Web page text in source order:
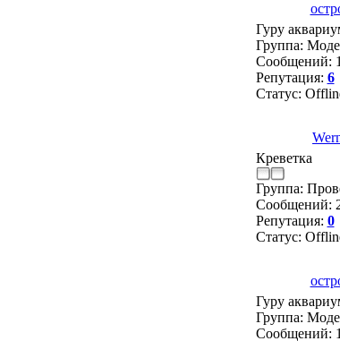
Гуру
Группа:
Сообщений:
Репутация: 6
Статус:
Креветка
Группа:
Сообщений:
Репутация: 0
Статус:
Гуру
Группа:
Сообщений: